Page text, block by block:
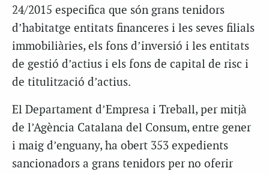
24/2015 especifica que són grans tenidors
d’habitatge entitats financeres i les seves filials
immobiliàries, els fons d’inversió i les entitats
de gestió d’actius i els fons de capital de risc i
de titulització d’actius.
El Departament d’Empresa i Treball, per mitjà
de l’Agència Catalana del Consum, entre gener
i maig d’enguany, ha obert 353 expedients
sancionadors a grans tenidors per no oferir